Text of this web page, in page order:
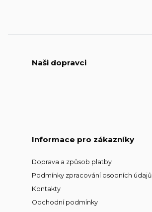
Naši dopravci
Informace pro zákazníky
Doprava a způsob platby
Podmínky zpracování osobních údajů
Kontakty
Obchodní podmínky